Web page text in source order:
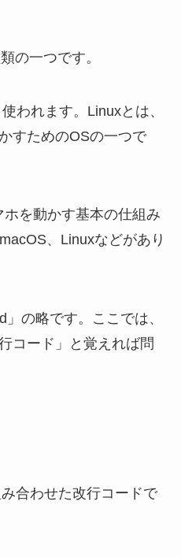
の一つです。
われます。Linuxとは、
すためのOSの一つで
を動かす基本の仕組み
、Linuxなどがあり
の略です。ここでは、
コード」と覚えれば問
合わせた改行コードで